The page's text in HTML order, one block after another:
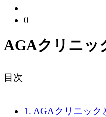
0
AGAクリニッ
目次
1. AGAクリニック